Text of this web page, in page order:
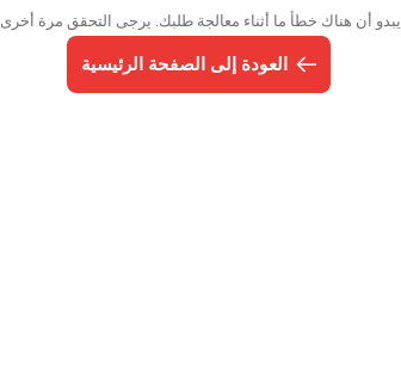
يبدو أن هناك خطأ ما أثناء معالجة طلبك. يرجى التحقق مرة أخرى.
العودة إلى الصفحة الرئيسية